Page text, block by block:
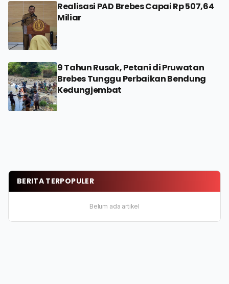
Realisasi PAD Brebes Capai Rp 507,64
Miliar
9 Tahun Rusak, Petani di Pruwatan
Brebes Tunggu Perbaikan Bendung
Kedungjembat
BERITA TERPOPULER
Belum ada artikel